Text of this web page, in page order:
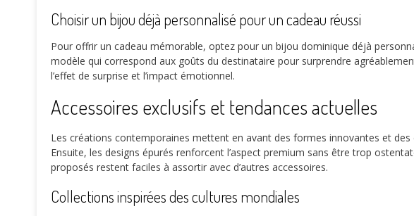
Choisir un bijou déjà personnalisé pour un cadeau réussi
Pour offrir un cadeau mémorable, optez pour un bijou dominique déjà
modèle qui correspond aux goûts du destinataire pour surprendre
l’effet de surprise et l’impact émotionnel.
Accessoires exclusifs et tendances actuelles
Les créations contemporaines mettent en avant des formes innovantes et des
Ensuite, les designs épurés renforcent l’aspect premium sans être trop
proposés restent faciles à assortir avec d’autres accessoires.
Collections inspirées des cultures mondiales